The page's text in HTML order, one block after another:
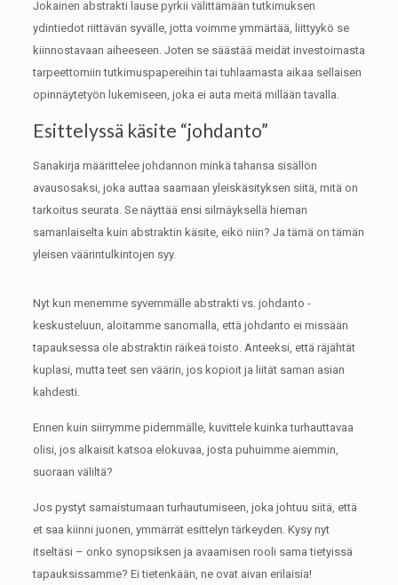
Jokainen abstrakti lause pyrkii välittämään tutkimuksen
ydintiedot riittävän syvälle, jotta voimme ymmärtää, liittyykö se
kiinnostavaan aiheeseen. Joten se säästää meidät investoimasta
tarpeettomiin tutkimuspapereihin tai tuhlaamasta aikaa sellaisen
opinnäytetyön lukemiseen, joka ei auta meitä millään tavalla.
Esittelyssä käsite “johdanto”
Sanakirja määrittelee johdannon minkä tahansa sisällön
avausosaksi, joka auttaa saamaan yleiskäsityksen siitä, mitä on
tarkoitus seurata. Se näyttää ensi silmäyksellä hieman
samanlaiselta kuin abstraktin käsite, eikö niin? Ja tämä on tämän
yleisen väärintulkintojen syy.
Nyt kun menemme syvemmälle abstrakti vs. johdanto -
keskusteluun, aloitamme sanomalla, että johdanto ei missään
tapauksessa ole abstraktin räikeä toisto. Anteeksi, että räjähtät
kuplasi, mutta teet sen väärin, jos kopioit ja liität saman asian
kahdesti.
Ennen kuin siirrymme pidemmälle, kuvittele kuinka turhauttavaa
olisi, jos alkaisit katsoa elokuvaa, josta puhuimme aiemmin,
suoraan väliltä?
Jos pystyt samaistumaan turhautumiseen, joka johtuu siitä, että
et saa kiinni juonen, ymmärrät esittelyn tärkeyden. Kysy nyt
itseltäsi – onko synopsiksen ja avaamisen rooli sama tietyissä
tapauksissamme? Ei tietenkään, ne ovat aivan erilaisia!